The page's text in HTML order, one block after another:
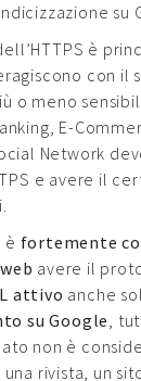
su
è
con il
o meno
E-
Network
e avere il
è fortemente
avere il
attivo anche
su Google,
non è
rivista, un